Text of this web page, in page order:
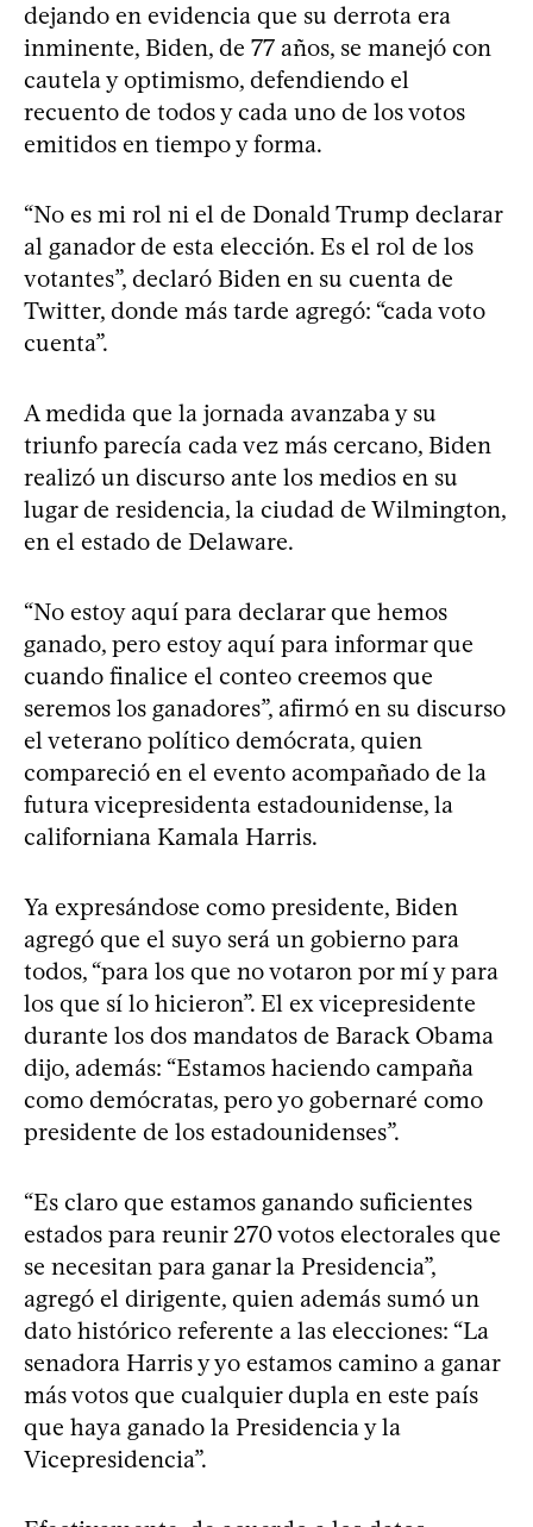
dejando en evidencia que su derrota era
inminente, Biden, de 77 años, se manejó con
cautela y optimismo, defendiendo el
recuento de todos y cada uno de los votos
emitidos en tiempo y forma.
“No es mi rol ni el de Donald Trump declarar
al ganador de esta elección. Es el rol de los
votantes”, declaró Biden en su cuenta de
Twitter, donde más tarde agregó: “cada voto
cuenta”.
A medida que la jornada avanzaba y su
triunfo parecía cada vez más cercano, Biden
realizó un discurso ante los medios en su
lugar de residencia, la ciudad de Wilmington,
en el estado de Delaware.
“No estoy aquí para declarar que hemos
ganado, pero estoy aquí para informar que
cuando finalice el conteo creemos que
seremos los ganadores”, afirmó en su discurso
el veterano político demócrata, quien
compareció en el evento acompañado de la
futura vicepresidenta estadounidense, la
californiana Kamala Harris.
Ya expresándose como presidente, Biden
agregó que el suyo será un gobierno para
todos, “para los que no votaron por mí y para
los que sí lo hicieron”. El ex vicepresidente
durante los dos mandatos de Barack Obama
dijo, además: “Estamos haciendo campaña
como demócratas, pero yo gobernaré como
presidente de los estadounidenses”.
“Es claro que estamos ganando suficientes
estados para reunir 270 votos electorales que
se necesitan para ganar la Presidencia”,
agregó el dirigente, quien además sumó un
dato histórico referente a las elecciones: “La
senadora Harris y yo estamos camino a ganar
más votos que cualquier dupla en este país
que haya ganado la Presidencia y la
Vicepresidencia”.